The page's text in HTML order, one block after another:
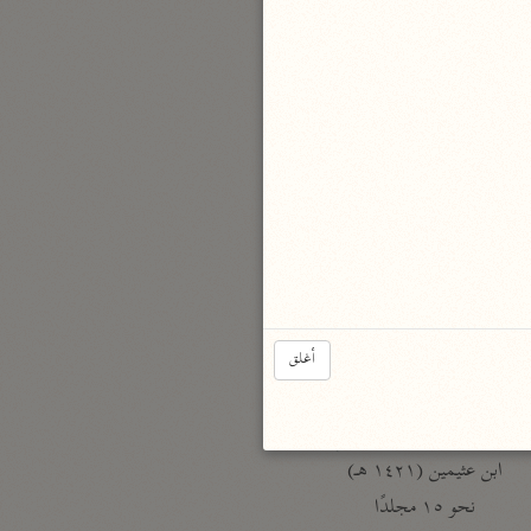
ابن عثيمين (١٤٢١ هـ)
نحو ١٥ مجلدًا
أغلق